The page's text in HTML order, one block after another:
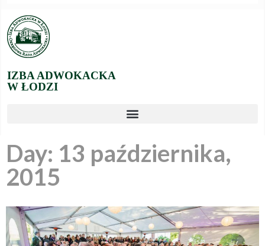
IZBA ADWOKACKA
W ŁODZI
Day: 13 października,
2015